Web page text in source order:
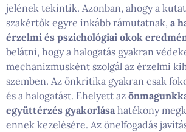
jelének tekintik. Azonban, ahogy a
szakértők egyre inkább rámutatnak, a
érzelmi és pszichológiai okok
belátni, hogy a halogatás gyakran
mechanizmusként szolgál az érzelmi
szemben. Az önkritika gyakran csak
és a halogatást. Ehelyett az
együttérzés gyakorlása hatékony
ennek kezelésére. Az önelfogadás